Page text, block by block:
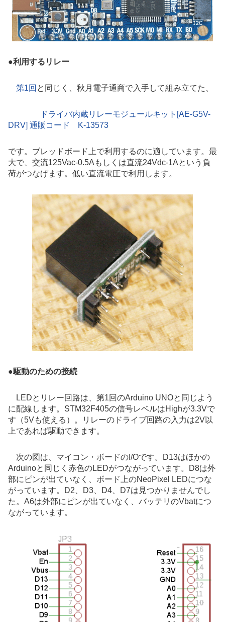
●利用するリレー
第1回 と同じく、秋月電子通商で入手して組み立てた、
ドライバ内蔵リレーモジュールキット[AE-G5V-
DRV] 通販コード K-13573
です。ブレッドボード上で利用するのに適しています。最
大で、交流125Vac-0.5Aもしくは直流24Vdc-1Aという負
荷がつなげます。低い直流電圧で利用します。
●駆動のための接続
LEDとリレー回路は、第1回のArduino UNOと同じよう
に配線します。 STM32F405の信号レベルはHighが3.3Vで
す（5Vも使える）。リレーのドライブ回路の入力は2V以
上であれば駆動できます。
次の図は、マイコン・ボードのI/Oです。D13はほかの
Arduinoと同じく赤色のLEDがつながっています。D8は外
部にピンが出ていなく、ボード上のNeoPixel LEDにつな
がっています。D2、D3、D4、D7は見つかりませんでし
た。A6は外部にピンが出ていなく、バッテリのVbatにつ
ながっています。